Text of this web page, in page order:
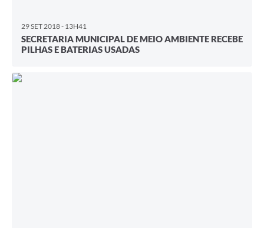
29 SET 2018 - 13H41
SECRETARIA MUNICIPAL DE MEIO AMBIENTE RECEBE
PILHAS E BATERIAS USADAS